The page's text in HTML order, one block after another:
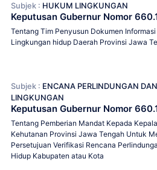
Subjek : HUKUM LINGKUNGAN
Keputusan Gubernur Nomor
Tentang Tim Penyusun Dokumen
Lingkungan hidup Daerah Provinsi Jawa
Subjek : ENCANA PERLINDUNGAN
LINGKUNGAN
Keputusan Gubernur Nomor
Tentang Pemberian Mandat Kepada
Kehutanan Provinsi Jawa Tengah Untuk
Persetujuan Verifikasi Rencana
Hidup Kabupaten atau Kota